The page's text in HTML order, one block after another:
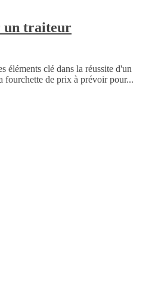
un traiteur
éléments clé dans la réussite d'un
fourchette de prix à prévoir pour...